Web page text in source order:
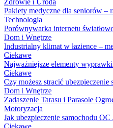
Zdrowie i Uroda
Pakiety medyczne dla seniorów –
Technologia
Porównywarka internetu
Dom i Wnętrze
Industrialny klimat w łazience –
Ciekawe
Najważniejsze elementy
Ciekawe
Czy możesz stracić
Dom i Wnętrze
Zadaszenie Tarasu i Parasole
Motoryzacja
Jak ubezpieczenie samochodu
Ciekawe